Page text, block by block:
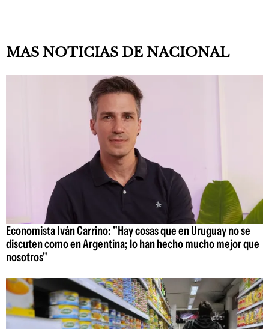
MAS NOTICIAS DE NACIONAL
Economista Iván Carrino: "Hay cosas que en Uruguay no se
discuten como en Argentina; lo han hecho mucho mejor que
nosotros"